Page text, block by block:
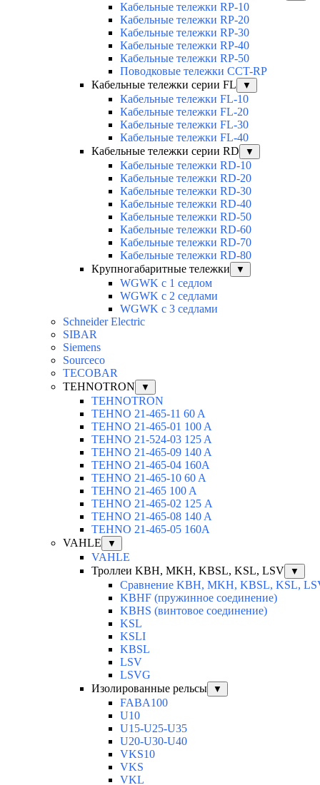
Кабельные тележки RP-10
Кабельные тележки RP-20
Кабельные тележки RP-30
Кабельные тележки RP-40
Кабельные тележки RP-50
Поводковые тележки CCT-RP
Кабельные тележки серии FL
▼
Кабельные тележки FL-10
Кабельные тележки FL-20
Кабельные тележки FL-30
Кабельные тележки FL-40
Кабельные тележки серии RD
▼
Кабельные тележки RD-10
Кабельные тележки RD-20
Кабельные тележки RD-30
Кабельные тележки RD-40
Кабельные тележки RD-50
Кабельные тележки RD-60
Кабельные тележки RD-70
Кабельные тележки RD-80
Крупногабаритные тележки
▼
WGWK с 1 седлом
WGWK c 2 седлами
WGWK c 3 седлами
Schneider Electric
SIBAR
Siemens
Sourceco
TECOBAR
TEHNOTRON
▼
TEHNOTRON
TEHNO 21-465-11 60 A
TEHNO 21-465-01 100 A
TEHNO 21-524-03 125 A
TEHNO 21-465-09 140 A
TEHNO 21-465-04 160A
TEHNO 21-465-10 60 A
TEHNO 21-465 100 A
TEHNO 21-465-02 125 А
TEHNO 21-465-08 140 A
TEHNO 21-465-05 160A
VAHLE
▼
VAHLE
Троллеи KBH, MKH, KBSL, KSL, LSV
▼
Сравнение KBH, MKH, KBSL, KSL,
KBHF (пружинное соединение)
KBHS (винтовое соединение)
KSL
KSLI
KBSL
LSV
LSVG
Изолированные рельсы
▼
FABA100
U10
U15-U25-U35
U20-U30-U40
VKS10
VKS
VKL